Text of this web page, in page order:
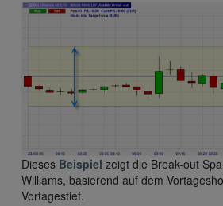
Dieses Beispiel zeigt die Break-out
Williams, basierend auf dem
Vortagestief.